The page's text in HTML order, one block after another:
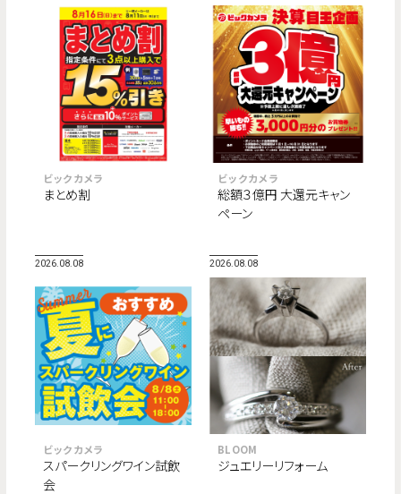
ビックカメラ
まとめ割
ビックカメラ
総額３億円 大還元キャン
ペーン
2026.08.08
ビックカメラ
スパークリングワイン試飲
会
2026.08.08
BLOOM
ジュエリーリフォーム